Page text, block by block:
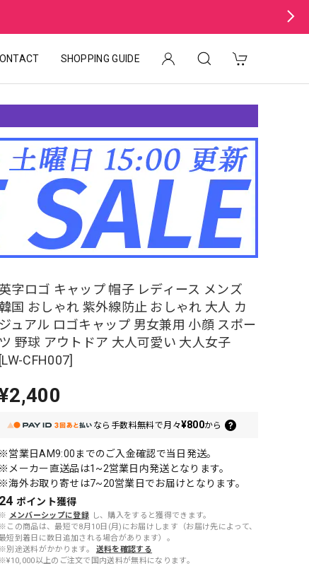
SHOPPING GUIDE
英字ロゴ キャップ 帽子 レディース メンズ
国 おしゃれ 紫外線防止 おしゃれ 大人 カ
ジュアル ロゴキャップ 男女兼用 小顔 スポー
ツ 野球 アウトドア 大人可愛い 大人女子
[LW-CFH007]
なら 手数料無料で月々¥800から
※営業日AM9:00までのご入金確認で当日発送。
※メーカー直送品は1~2営業日内発送となります。
※海外お取り寄せは7~20営業日でお届けとなります。
24 ポイント獲得
※ メンバーシップに登録 し、購入をすると獲得できます。
※この商品は、最短で8月10日(月)にお届けします（お届け先によって、
短到着日に数日追加される場合があります）。
※別途送料がかかります。
送料を確認する
※¥10,000以上のご注文で国内送料が無料になります。